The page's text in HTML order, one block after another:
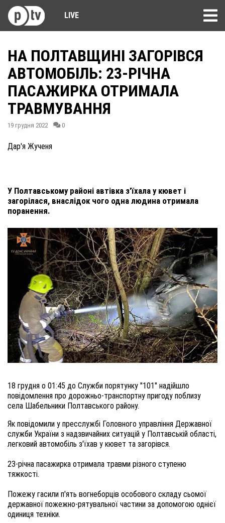
LIVE
НА ПОЛТАВЩИНІ ЗАГОРІВСЯ
АВТОМОБІЛЬ: 23-РІЧНА
ПАСАЖИРКА ОТРИМАЛА
ТРАВМУВАННЯ
19 грудня 2022 0
Дар'я Жученя
У Полтавському районі автівка з'їхала у кювет і
загорілася, внаслідок чого одна людина отримала
поранення.
18 грудня о 01:45 до Служби порятунку "101" надійшло
повідомлення про дорожньо-транспортну пригоду поблизу
села Шабельники Полтавського району.
Як повідомили у пресслужбі Головного управління Державної
служби України з надзвичайних ситуацій у Полтавській області,
легковий автомобіль з'їхав у кювет та загорівся.
23-річна пасажирка отримала травми різного ступеню
тяжкості.
Пожежу гасили п'ять вогнеборців особового складу сьомої
державної пожежно-рятувальної частини за допомогою однієї
одиниця техніки.